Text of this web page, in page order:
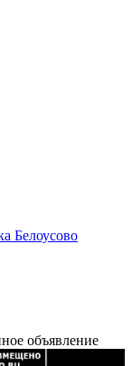
Белоусово
объявление